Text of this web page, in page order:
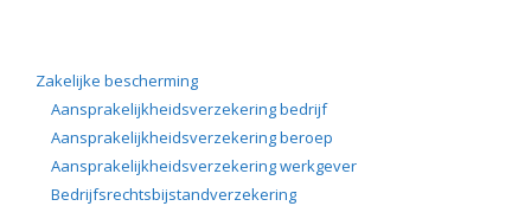
Zakelijke bescherming
Aansprakelijkheidsverzekering bedrijf
Aansprakelijkheidsverzekering beroep
Aansprakelijkheidsverzekering werkgever
Bedrijfsrechtsbijstandverzekering